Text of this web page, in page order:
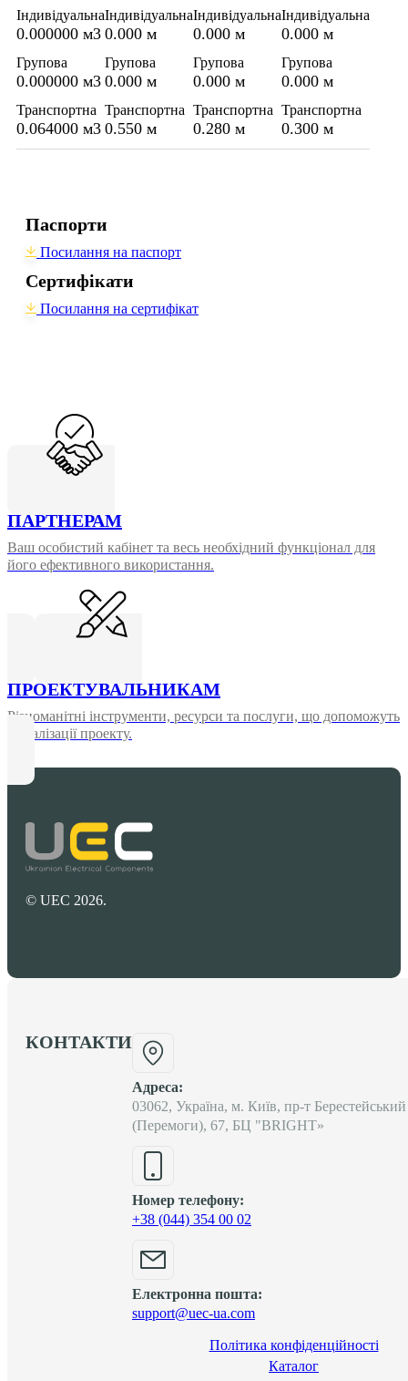
Індивідуальна
0.000000 м3
Групова
0.000000 м3
Транспортна
0.064000 м3
Індивідуальна
0.000 м
Групова
0.000 м
Транспортна
0.550 м
Індивідуальна
0.000 м
Групова
0.000 м
Транспортна
0.280 м
Індивідуальна
0.000 м
Групова
0.000 м
Транспортна
0.300 м
Паспорти
Посилання на паспорт
Сертифікати
Посилання на сертифікат
ПАРТНЕРАМ
Ваш особистий кабінет та весь необхідний функціонал для
його ефективного використання.
ПРОЕКТУВАЛЬНИКАМ
Різноманітні інструменти, ресурси та послуги, що допоможуть
у реалізації проекту.
© UEC 2026.
КОНТАКТИ
Адреса:
03062, Україна, м. Київ, пр-т Берестейський
(Перемоги), 67, БЦ "BRIGHT»
Номер телефону:
+38 (044) 354 00 02
Електронна пошта:
support@uec-ua.com
Політика конфіденційності
Каталог